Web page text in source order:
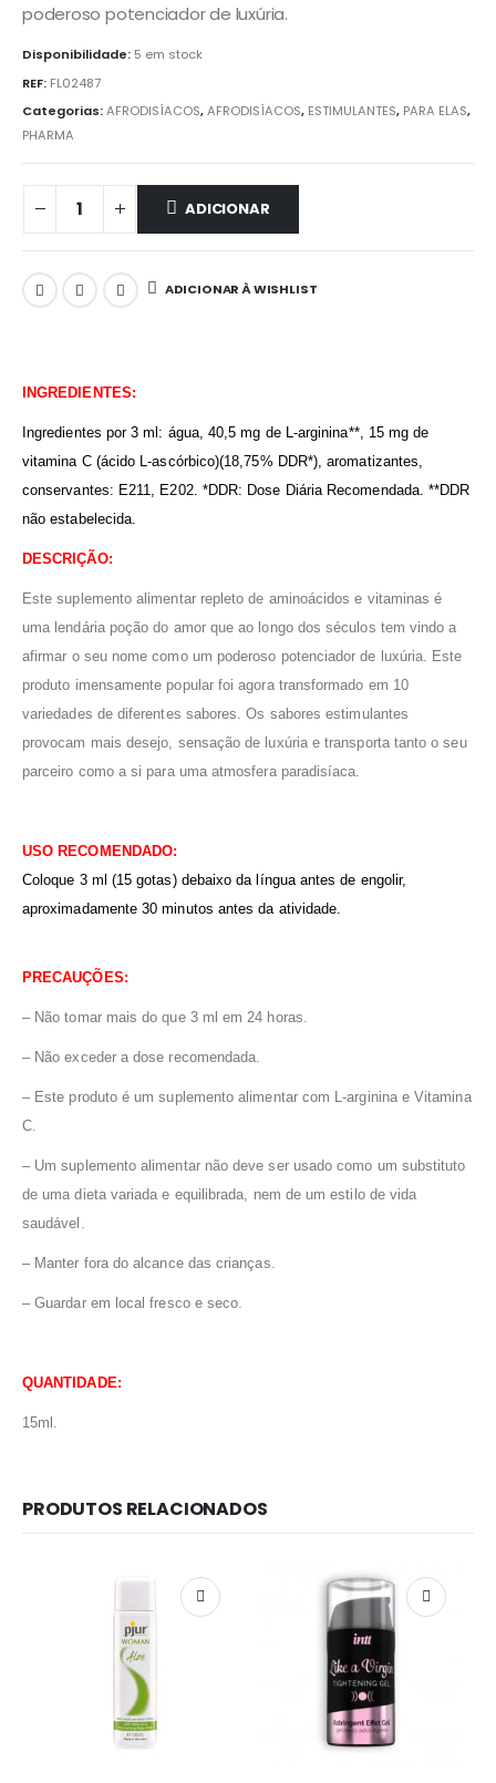
poderoso potenciador de luxúria.
Disponibilidade: 5 em stock
REF: FL02487
Categorias:AFRODISÍACOS,AFRODISÍACOS, ESTIMULANTES, PARA ELAS,
PHARMA
ADICIONAR
ADICIONAR À WISHLIST
INGREDIENTES:
Ingredientes por 3 ml: água, 40,5 mg de L-arginina**, 15 mg de
vitamina C (ácido L-ascórbico)(18,75% DDR*), aromatizantes,
conservantes: E211, E202. *DDR: Dose Diária Recomendada. **DDR
não estabelecida.
DESCRIÇÃO:
Este suplemento alimentar repleto de aminoácidos e vitaminas é
uma lendária poção do amor que ao longo dos séculos tem vindo a
afirmar o seu nome como um poderoso potenciador de luxúria. Este
produto imensamente popular foi agora transformado em 10
variedades de diferentes sabores. Os sabores estimulantes
provocam mais desejo, sensação de luxúria e transporta tanto o seu
parceiro como a si para uma atmosfera paradisíaca.
USO RECOMENDADO:
Coloque 3 ml (15 gotas) debaixo da língua antes de engolir,
aproximadamente 30 minutos antes da atividade.
PRECAUÇÕES:
– Não tomar mais do que 3 ml em 24 horas.
– Não exceder a dose recomendada.
– Este produto é um suplemento alimentar com L-arginina e Vitamina
C.
– Um suplemento alimentar não deve ser usado como um substituto
de uma dieta variada e equilibrada, nem de um estilo de vida
saudável.
– Manter fora do alcance das crianças.
– Guardar em local fresco e seco.
QUANTIDADE:
15ml.
PRODUTOS RELACIONADOS
Redes Sociais
Métodos de Pagamento